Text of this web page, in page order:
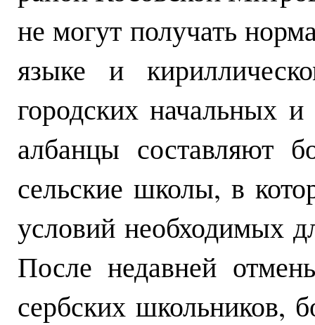
не могут получать
языке и
городских начальных
албанцы составляют
сельские школы, в
условий необходимых
После недавней
сербских школьников,